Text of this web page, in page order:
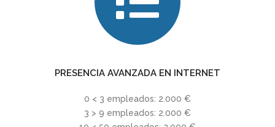
PRESENCIA AVANZADA EN INTERNET
0 < 3 empleados: 2.000 €
3 > 9 empleados: 2.000 €